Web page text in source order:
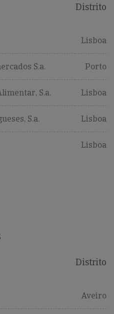
Distrito
Lisboa
S.a. Porto
S.a. Lisboa
S.a. Lisboa
Lisboa
Distrito
Aveiro